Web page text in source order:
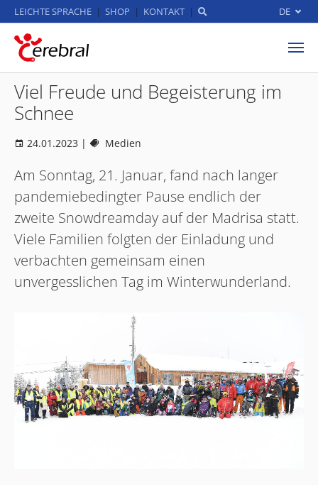
LEICHTE SPRACHE SHOP KONTAKT DE
Viel Freude und Begeisterung im
Schnee
24.01.2023 | Medien
Am Sonntag, 21. Januar, fand nach langer
pandemiebedingter Pause endlich der
zweite Snowdreamday auf der Madrisa statt.
Viele Familien folgten der Einladung und
verbachten gemeinsam einen
unvergesslichen Tag im Winterwunderland.